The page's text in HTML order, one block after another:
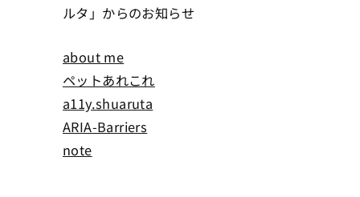
ルタ」からのお知らせ
about me
ペットあれこれ
a11y.shuaruta
ARIA-Barriers
note